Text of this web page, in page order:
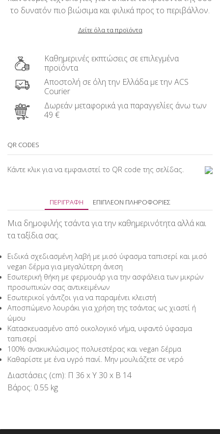
το δυνατόν πιο βιώσιμα και φιλικά προς το περιβάλλον.
Δείτε όλα τα προϊόντα
Καθημερινές εκπτώσεις σε επιλεγμένα
προϊόντα
Αποστολή σε όλη την Ελλάδα με την ACS
Courier
Δωρεάν μεταφορικά για παραγγελίες άνω των
49 €
QR CODES
Κάντε κλικ για να εμφανιστεί το QR code της σελίδας.
ΠΕΡΙΓΡΑΦΉ ΕΠΙΠΛΈΟΝ ΠΛΗΡΟΦΟΡΊΕΣ
Μια δημοφιλής τσάντα για την καθημερινότητα αλλά και
τα ταξίδια σας.
Ειδικά σχεδιασμένη λαβή με μισό ύφασμα ταπισερί και μισό
vegan δέρμα για μεγαλύτερη άνεση
Εσωτερική θήκη με φερμουάρ για την ασφάλεια των μικρών
προσωπικών σας αντικειμένων
Εσωτερικοί γάντζοι για να παραμένει κλειστή
Αποσπώμενο λουράκι για χρήση της τσάντας ως χιαστί ή
ώμου
Κατασκευασμένο από οικολογικό νήμα, υφαντό ύφασμα
ταπισερί
100% ανακυκλώσιμος πολυεστέρας και vegan δέρμα
Καθαρίστε με ένα υγρό πανί. Μην μουλιάζετε σε νερό
Διαστάσεις (cm): Π 36 x Υ 30 x Β 14
Βάρος: 0.55 kg